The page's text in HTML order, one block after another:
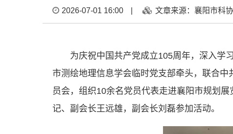
2026-07-01 16:00 文章来源：襄阳市科协
为庆祝中国共产党成立105周年，深入学
市测绘地理信息学会临时党支部牵头，联合
员会，组织10余名党员代表走进襄阳市规划
记、副会长王远雄，副会长刘磊参加活动。